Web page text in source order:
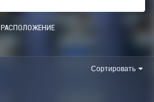
РАСПОЛОЖЕНИЕ
Сортировать